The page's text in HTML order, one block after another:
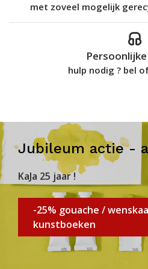
met zoveel mogelijk
hulp nodig ? bel
Jubileum actie -
KaJa 25 jaar !
-25% gouache /
kunstboeken